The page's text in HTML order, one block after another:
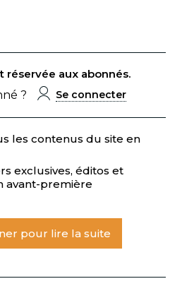
réservée aux abonnés.
?
Se connecter
les contenus du site en
exclusives, éditos et
avant-première
pour lire la suite